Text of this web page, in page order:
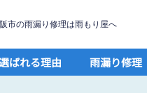
市の雨漏り修理は雨もり屋へ
ばれる理由 雨漏り修理